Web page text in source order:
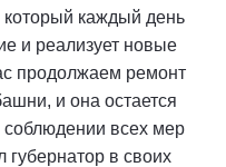
который каждый день
и реализует новые
продолжаем ремонт
и она остается
соблюдении всех мер
в своих